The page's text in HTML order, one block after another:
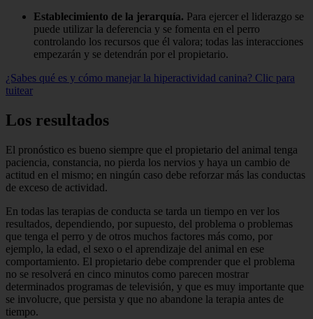
Establecimiento de la jerarquía. Para ejercer el liderazgo se
puede utilizar la deferencia y se fomenta en el perro
controlando los recursos que él valora; todas las interacciones
empezarán y se detendrán por el propietario.
¿Sabes qué es y cómo manejar la hiperactividad canina? Clic para
tuitear
Los resultados
El pronóstico es bueno siempre que el propietario del animal tenga
paciencia, constancia, no pierda los nervios y haya un cambio de
actitud en el mismo; en ningún caso debe reforzar más las conductas
de exceso de actividad.
En todas las terapias de conducta se tarda un tiempo en ver los
resultados, dependiendo, por supuesto, del problema o problemas
que tenga el perro y de otros muchos factores más como, por
ejemplo, la edad, el sexo o el aprendizaje del animal en ese
comportamiento. El propietario debe comprender que el problema
no se resolverá en cinco minutos como pa­recen mostrar
determinados programas de televisión, y que es muy importante que
se involucre, que persista y que no abandone la terapia antes de
tiempo.